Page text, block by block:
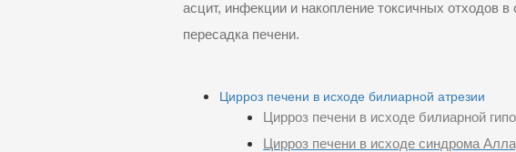
асцит, инфекции и накопление токсичных отходов
пересадка печени.
Цирроз печени в исходе билиарной атрезии
Цирроз печени в исходе билиарной
Цирроз печени в исходе синдрома